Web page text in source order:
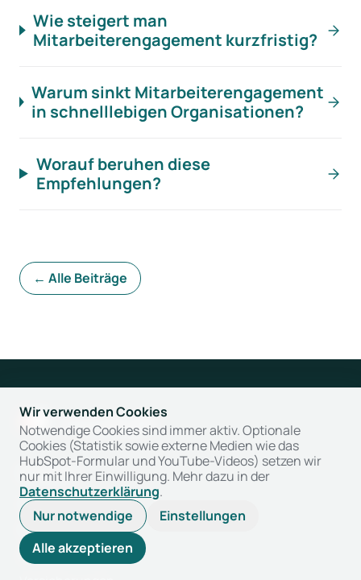
Wie steigert man
Mitarbeiterengagement kurzfristig?
Warum sinkt Mitarbeiterengagement
in schnelllebigen Organisationen?
Worauf beruhen diese
Empfehlungen?
← Alle Beiträge
Branchen
Gesundheitswesen
Energie
Öffentlicher Sektor
Wir verwenden Cookies
Notwendige Cookies sind immer aktiv. Optionale
Cookies (Statistik sowie externe Medien wie das
HubSpot-Formular und YouTube-Videos) setzen wir
nur mit Ihrer Einwilligung. Mehr dazu in der
Datenschutzerklärung.
Nur notwendige
Einstellungen
Alle akzeptieren